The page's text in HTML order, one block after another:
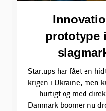
prototype
Startups har fået en
krigen i Ukraine, men
hurtigt og med
Danmark boomer nu